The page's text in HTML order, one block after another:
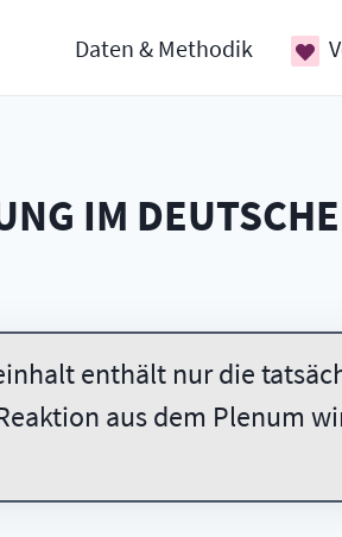
Daten & Methodik
IM
enthält nur die
aus dem Plenum